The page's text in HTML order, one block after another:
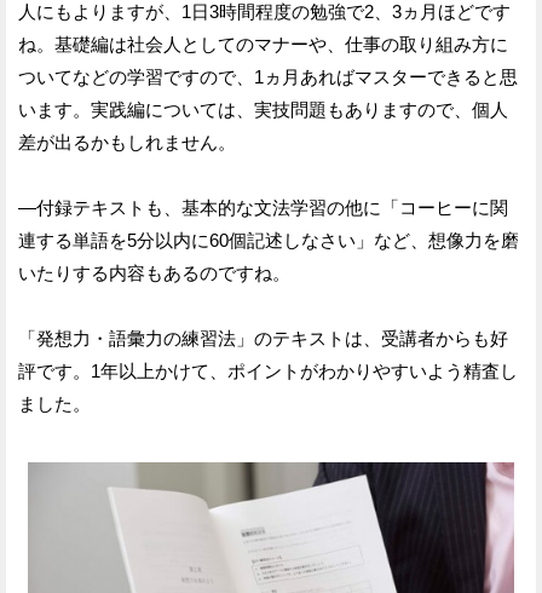
人にもよりますが、1日3時間程度の勉強で2、3ヵ月ほどです
ね。基礎編は社会人としてのマナーや、仕事の取り組み方に
ついてなどの学習ですので、1ヵ月あればマスターできると思
います。実践編については、実技問題もありますので、個人
差が出るかもしれません。
—付録テキストも、基本的な文法学習の他に「コーヒーに関
連する単語を5分以内に60個記述しなさい」など、想像力を磨
いたりする内容もあるのですね。
「発想力・語彙力の練習法」のテキストは、受講者からも好
評です。1年以上かけて、ポイントがわかりやすいよう精査し
ました。